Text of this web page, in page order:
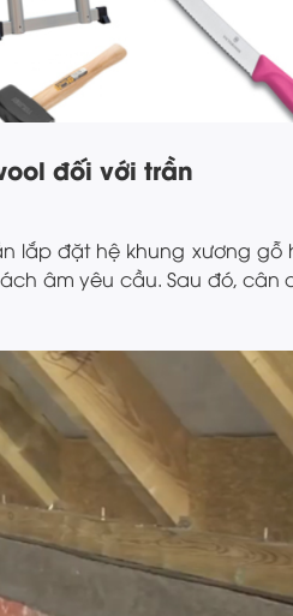
đối với trần
lắp đặt hệ khung xương gỗ
âm yêu cầu. Sau đó, cân